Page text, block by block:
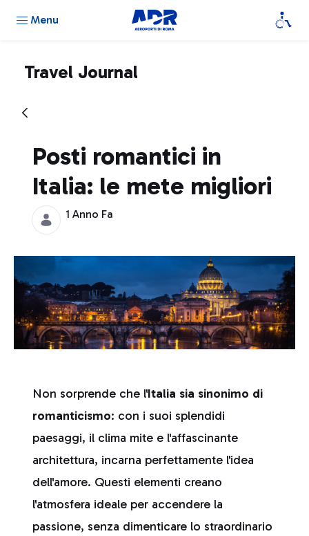
Menu
Travel Journal
Posti romantici in
Italia: le mete migliori
1 Anno Fa
Non sorprende che l'Italia sia sinonimo di
romanticismo: con i suoi splendidi
paesaggi, il clima mite e l'affascinante
architettura, incarna perfettamente l'idea
dell'amore. Questi elementi creano
l'atmosfera ideale per accendere la
passione, senza dimenticare lo straordinario